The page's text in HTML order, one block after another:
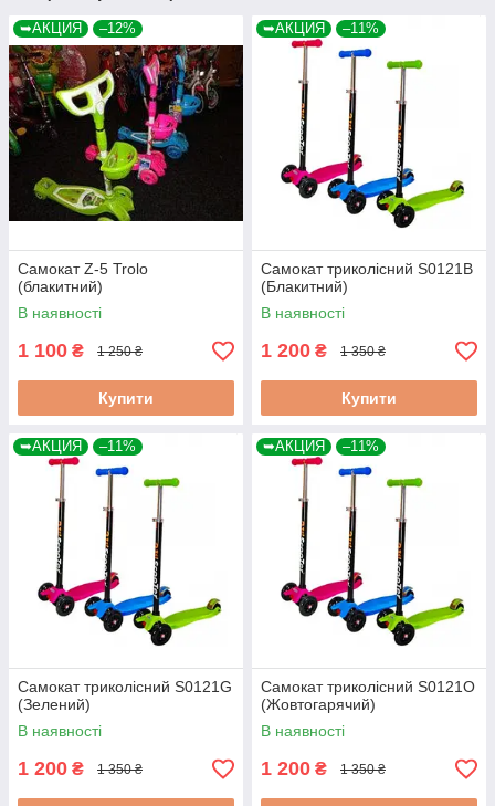
➥АКЦИЯ –12%
Самокат Z-5 Trolo
(блакитний)
В наявності
1 100 ₴ 1 250 ₴
Купити
➥АКЦИЯ –11%
Самокат триколісний S0121B
(Блакитний)
В наявності
1 200 ₴ 1 350 ₴
Купити
➥АКЦИЯ –11%
Самокат триколісний S0121G
(Зелений)
В наявності
1 200 ₴ 1 350 ₴
➥АКЦИЯ –11%
Самокат триколісний S0121O
(Жовтогарячий)
В наявності
1 200 ₴ 1 350 ₴